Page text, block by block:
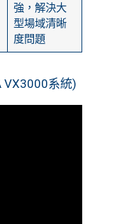
強，解決大
型場域清晰
度問題
VX3000系統)